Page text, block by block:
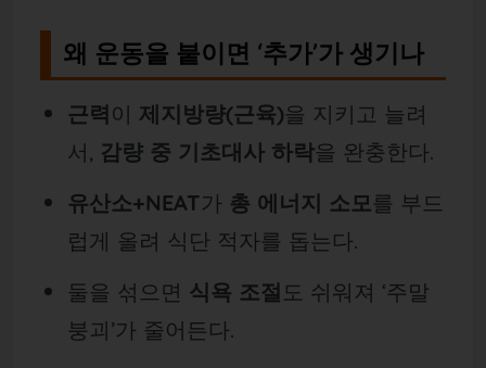
왜 운동을 붙이면 ‘추가’가 생기나
근력이 제지방량(근육)을 지키고 늘려
서, 감량 중 기초대사 하락을 완충한다.
유산소+NEAT가 총 에너지 소모 를 부드
럽게 올려 식단 적자를 돕는다.
둘을 섞으면 식욕 조절도 쉬워져 ‘주말
붕괴’가 줄어든다.